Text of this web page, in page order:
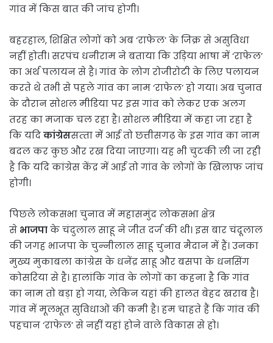
गांव में किस बात की जांच होगी।
बहरहाल, शिक्षित लोगों को अब ‘राफेल’ के जिक्र से असुविधा
नहीं होती। सरपंच धनीराम ने बताया कि उड़िया भाषा में ‘राफेल’
का अर्थ पलायन से है। गांव के लोग रोजीरोटी के लिए पलायन
करते थे तभी से पहले गांव का नाम ‘राफेल’ हो गया। अब चुनाव
के दौरान सोशल मीडिया पर इस गांव को लेकर एक अलग
तरह का मजाक चल रहा है। सोशल मीडिया में कहा जा रहा है
कि यदिकांग्रेससत्‍ता में आई तो छत्तीसगढ़ के इस गांव का नाम
बदल कर कुछ और रख दिया जाएगा। यह भी चुटकी ली जा रही
है कि यदि कांग्रेस केंद्र में आई तो गांव के लोगों के खिलाफ जांच
होगी।
पिछले लोकसभा चुनाव में महासमुंद लोकसभा क्षेत्र
से भाजपाके चंदुलाल साहू ने जीत दर्ज की थी। इस बार चंदूलाल
की जगह भाजपा के चुन्‍नीलाल साहू चुनाव मैदान में हैं। उनका
मुख्य मुकाबला कांग्रेस के धनेंद्र साहू और बसपा के धनसिंग
कोसरिया से है। हालांकि गांव के लोगों का कहना है कि गांव
का नाम तो बड़ा हो गया, लेकिन यहां की हालत बेहद खराब है।
गांव में मूलभूत सुविधाओं की कमी है। हम चाहते हैं कि गांव की
पहचान ‘राफेल’ से नहीं यहां होने वाले विकास से हो।